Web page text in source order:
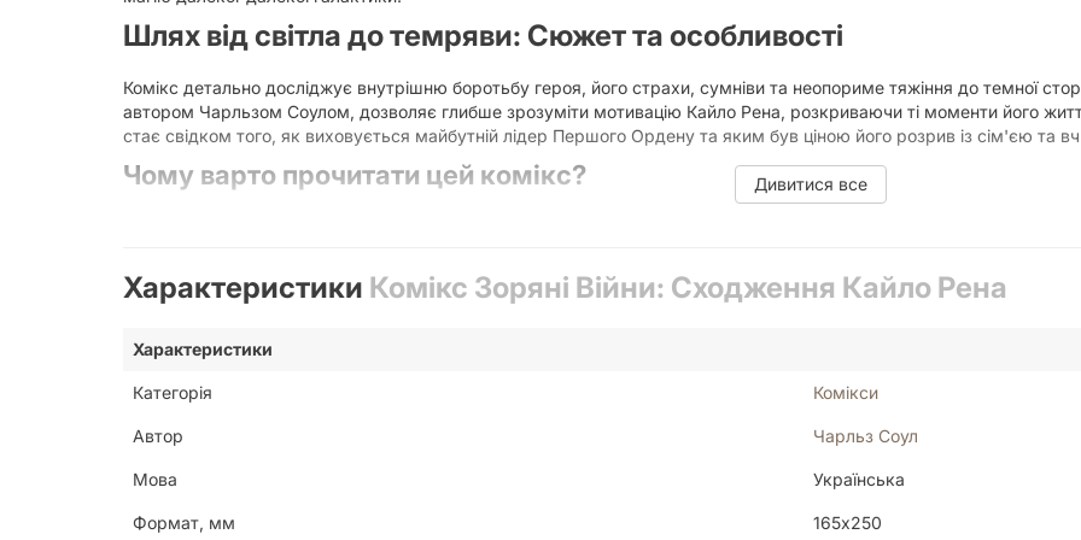
Шлях від світла до темряви: Сюжет та особливості
Комікс детально досліджує внутрішню боротьбу героя, його страхи, сумніви та неопориме тяжіння до темної
автором Чарльзом Соулом, дозволяє глибше зрозуміти мотивацію Кайло Рена, розкриваючи ті моменти його
стає свідком того, як виховується майбутній лідер Першого Ордену та яким був ціною його розрив із сім'єю та
Чому варто прочитати цей комікс?
Тепер ви можете насолодитися офіційним перекладом, що дозволяє повністю
Візуальний шедевр:Кожна сторінка наповнена деталізованими ілюстраціями, що передають масштаб та
Колекційне значення та формат видання
Даний комікс виконаний у зручному форматі 165х250 мм, що робить його комфортним для читання та зручним
новел за мотивами «Зоряних Війн» українською мовою.
Кому підійде цей графічний роман?
Це видання стане чудовим подарунком для:
Дивитися все
Характеристики Комікс Зоряні Війни: Сходження Кайло Рена
Характеристики
Категорія Комікси
Автор Чарльз Соул
Мова Українська
Формат, мм 165х250